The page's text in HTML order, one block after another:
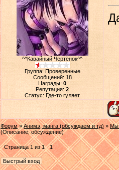
^^Кавайный Чертёнок^^
Группа: Проверенные
Сообщений: 18
Награды:0
Репутация:2
Статус:Где-то гуляет
Форум » Анимэ, манга (обсуждаем и тд) » Мы
(Описание, обсуждение)
Страница1 из1 1